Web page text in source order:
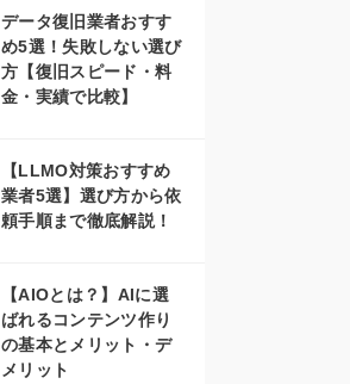
データ復旧業者おすす
め5選！失敗しない選び
方【復旧スピード・料
金・実績で比較】
【LLMO対策おすすめ
業者5選】選び方から依
頼手順まで徹底解説！
【AIOとは？】AIに選
ばれるコンテンツ作り
の基本とメリット・デ
メリット